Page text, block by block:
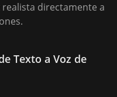
directamente a
Texto a Voz de